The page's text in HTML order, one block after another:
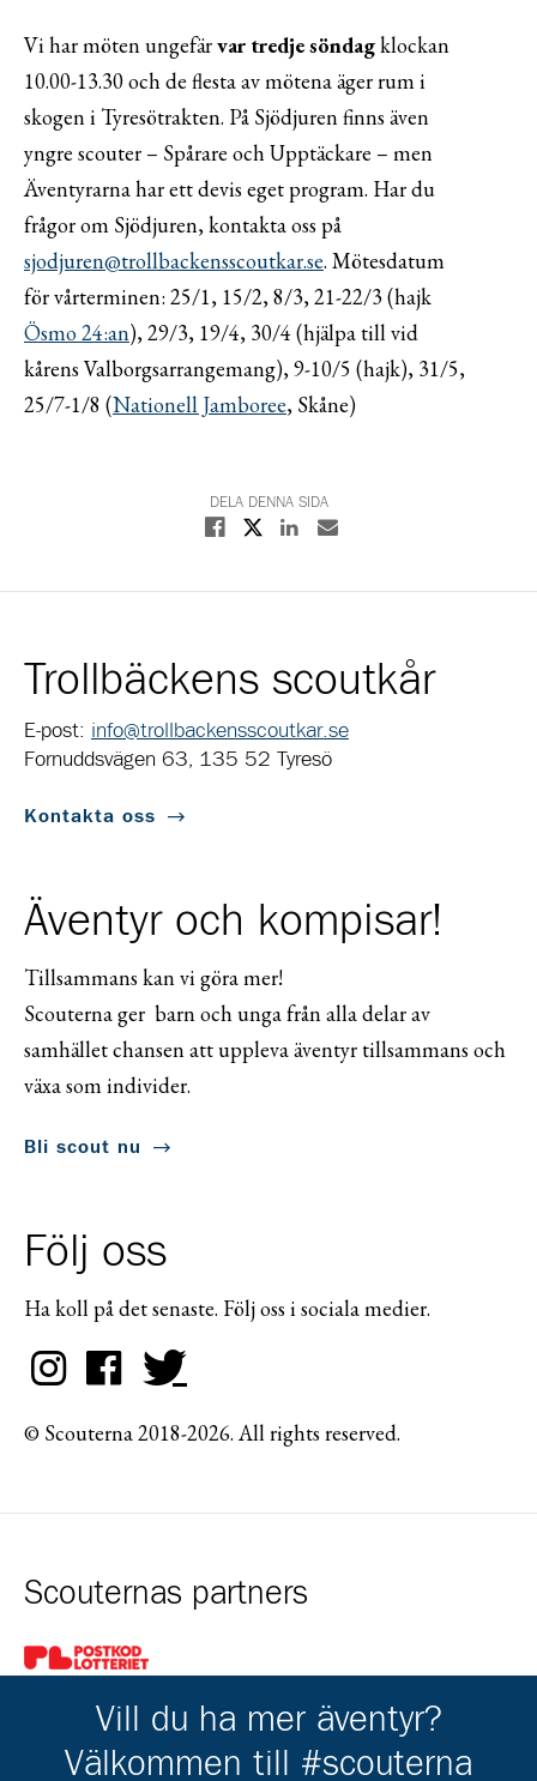
Vi har möten ungefärvar tredje söndagklockan
10.00-13.30 och de flesta av mötena äger rum i
skogen i Tyresötrakten. På Sjödjuren finns även
yngre scouter – Spårare och Upptäckare – men
Äventyrarna har ett devis eget program. Har du
frågor om Sjödjuren, kontakta oss på
sjodjuren@trollbackensscoutkar.se. Mötesdatum
för vårterminen: 25/1, 15/2, 8/3, 21-22/3 (hajk
Ösmo 24:an), 29/3, 19/4, 30/4 (hjälpa till vid
kårens Valborgsarrangemang), 9-10/5 (hajk), 31/5,
25/7-1/8 (Nationell Jamboree, Skåne)
DELA DENNA SIDA
Dela på Facebook
Dela på XDela på Linkedin
Dela med E-post
Trollbäckens scoutkår
E-post: info@trollbackensscoutkar.se
Fornuddsvägen 63, 135 52 Tyresö
Kontakta oss
Äventyr och kompisar!
Tillsammans kan vi göra mer!
Scouterna ger barn och unga från alla delar av
samhället chansen att uppleva äventyr tillsammans och
växa som individer.
Bli scout nu
Följ oss
Ha koll på det senaste. Följ oss i sociala medier.
© Scouterna 2018-2026. All rights reserved.
Scouternas partners
Gå till pl_50
Vill du ha mer äventyr?
Välkommen till #scouterna